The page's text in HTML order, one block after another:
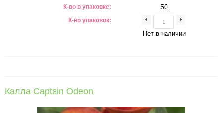
К-во в упаковке:
К-во упаковок:
50
Нет в наличии
Калла Captain Odeon